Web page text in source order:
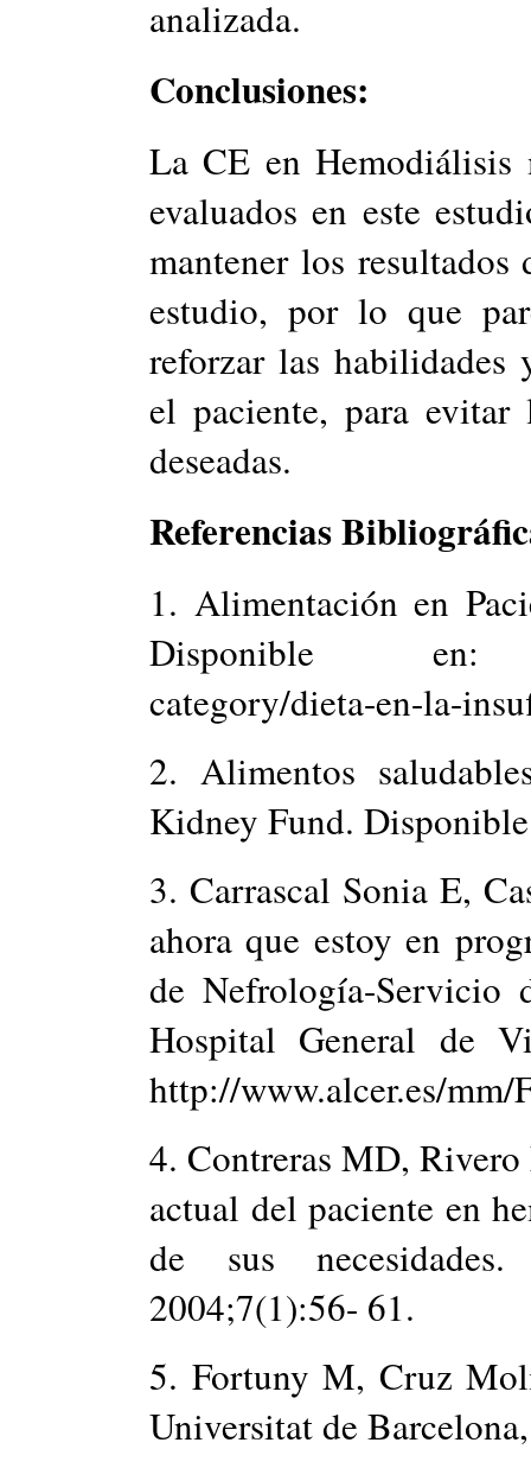
analizada.
Conclusiones:
La CE en Hemodiálisis
evaluados en este
mantener los
estudio, por lo que
reforzar las
el paciente, para evitar
deseadas.
Referencias
1. Alimentación en
Disponible en:
category/dieta-en-la-
2. Alimentos
Kidney Fund.
3. Carrascal Sonia E,
ahora que estoy en
de Nefrología-Servicio
Hospital General de
http://www.alcer.es/
4. Contreras MD,
actual del paciente en
de sus
2004;7(1):56- 61.
5. Fortuny M, Cruz
Universitat de